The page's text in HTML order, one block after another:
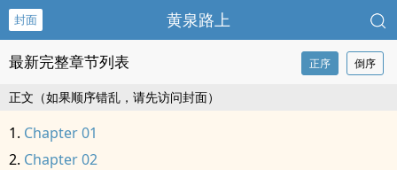
封面 黄泉路上
最新完整章节列表 正序 倒序
正文（如果顺序错乱，请先访问封面）
Chapter 01
Chapter 02